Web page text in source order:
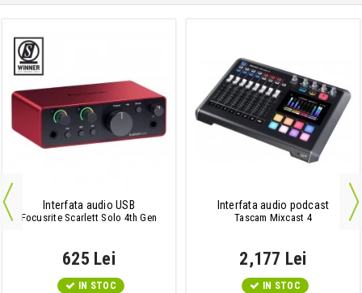
Interfata audio USB
Focusrite Scarlett Solo 4th Gen
625 Lei
IN STOC
Interfata audio podcast
Tascam Mixcast 4
2,177 Lei
IN STOC